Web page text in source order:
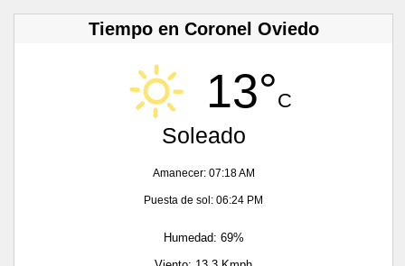
Tiempo en Coronel Oviedo
13°C
Soleado
Amanecer: 07:18 AM
Puesta de sol: 06:24 PM
Humedad: 69%